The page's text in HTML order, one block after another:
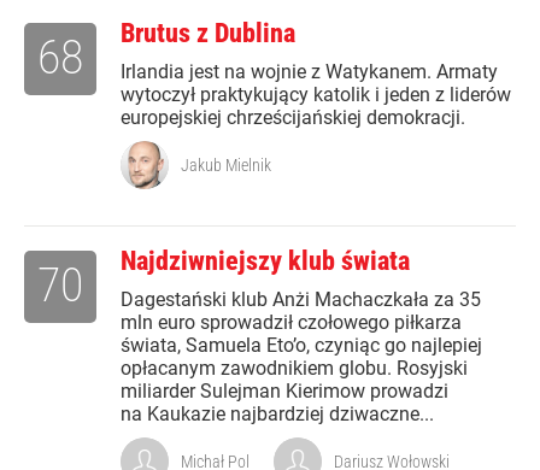
Brutus z Dublina
Irlandia jest na wojnie z Watykanem. Armaty
wytoczył praktykujący katolik i jeden z liderów
europejskiej chrześcijańskiej demokracji.
68
Jakub Mielnik
Najdziwniejszy klub świata
Dagestański klub Anżi Machaczkała za 35
mln euro sprowadził czołowego piłkarza
świata, Samuela Eto’o, czyniąc go najlepiej
opłacanym zawodnikiem globu. Rosyjski
miliarder Sulejman Kierimow prowadzi
na Kaukazie najbardziej dziwaczne...
70
Michał Pol Dariusz Wołowski